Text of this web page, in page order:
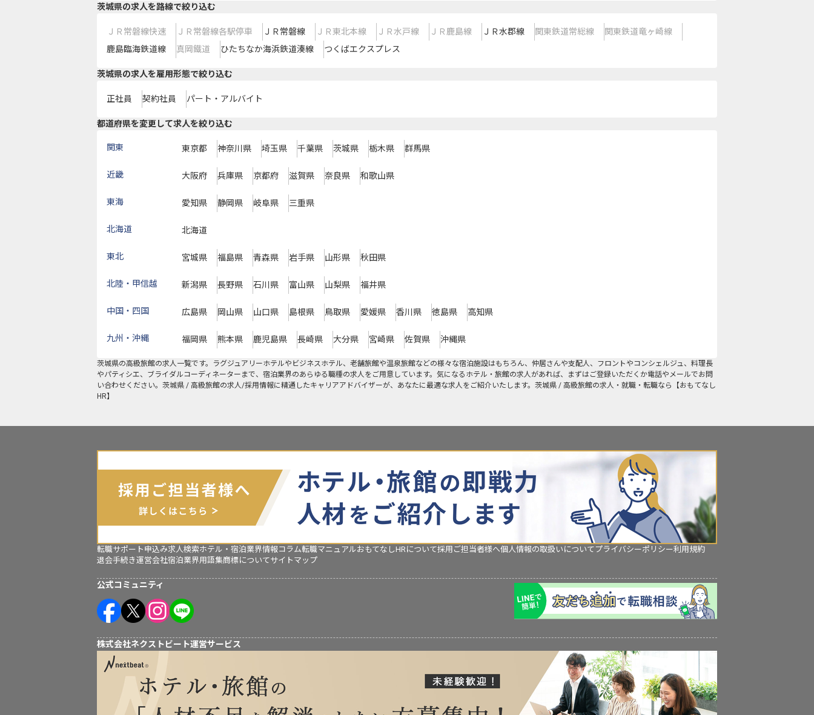
茨城県の求人を路線で絞り込む
ＪＲ常磐線快速 ＪＲ常磐線各駅停車 ＪＲ常磐線 ＪＲ東北本線 ＪＲ水戸線 ＪＲ鹿島線 ＪＲ水郡線 関東鉄道常総線
関東鉄道竜ヶ崎線
鹿島臨海鉄道線
真岡鐵道 ひたちなか海浜鉄道湊線 つくばエクスプレス
茨城県の求人を雇用形態で絞り込む
正社員 契約社員 パート・アルバイト
都道府県を変更して求人を絞り込む
関東 東京都 神奈川県 埼玉県 千葉県 茨城県 栃木県 群馬県
近畿 大阪府 兵庫県 京都府 滋賀県 奈良県 和歌山県
東海 愛知県 静岡県 岐阜県 三重県
北海道 北海道
東北 宮城県 福島県 青森県 岩手県 山形県 秋田県
北陸・甲信越 新潟県 長野県 石川県 富山県 山梨県 福井県
中国・四国 広島県 岡山県 山口県 島根県 鳥取県 愛媛県 香川県 徳島県 高知県
九州・沖縄 福岡県 熊本県 鹿児島県 長崎県 大分県 宮崎県 佐賀県 沖縄県
茨城県の高級旅館の求人一覧です。ラグジュアリーホテルやビジネスホテル、老舗旅館や温泉旅館などの様々な宿泊施設はもちろん、仲居さんや支配人、フロントやコンシェルジュ、料理長
やパティシエ、ブライダルコーディネーターまで、宿泊業界のあらゆる職種の求人をご用意しています。気になるホテル・旅館の求人があれば、まずはご登録いただくか電話やメールでお問
い合わせください。茨城県 / 高級旅館の求人/採用情報に精通したキャリアアドバイザーが、あなたに最適な求人をご紹介いたします。茨城県 / 高級旅館の求人・就職・転職なら【おもてなし
HR】
転職サポート申込み求人検索ホテル・宿泊業界情報コラム転職マニュアルおもてなしHRについて採用ご担当者様へ個人情報の取扱いについてプライバシーポリシー利用規約
退会手続き運営会社宿泊業界用語集商標についてサイトマップ
公式コミュニティ
株式会社ネクストビート運営サービス